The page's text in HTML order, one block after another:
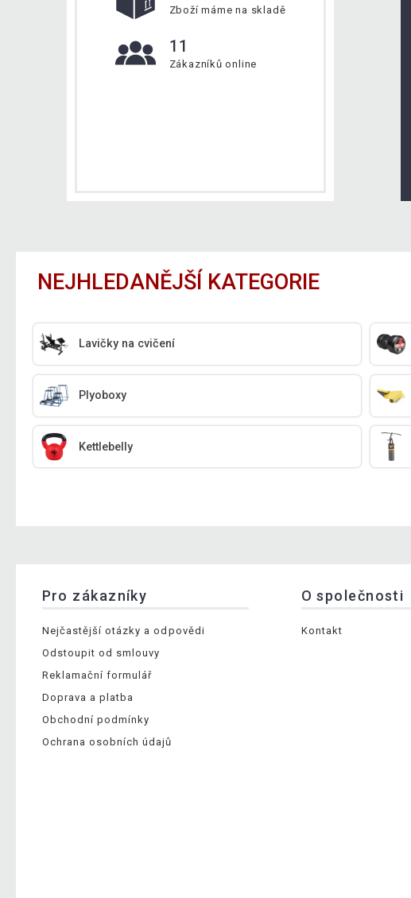
Zboží máme na skladě
11
Zákazníků online
NEJHLEDANĚJŠÍ KATEGORIE
Lavičky na cvičení
Plyoboxy
Kettlebelly
Pro zákazníky
Nejčastější otázky a odpovědi
Odstoupit od smlouvy
Reklamační formulář
Doprava a platba
Obchodní podmínky
Ochrana osobních údajů
O společnosti
Kontakt